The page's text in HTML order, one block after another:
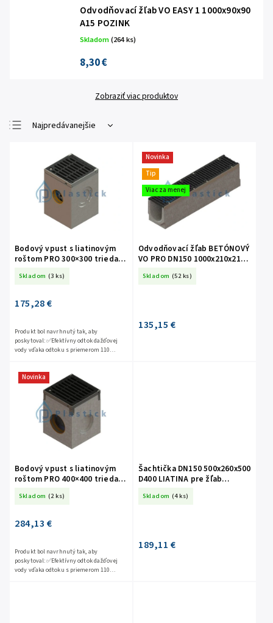
Odvodňovací žľab VO EASY 1 1000x90x90
A15 POZINK
Skladom(264 ks)
8,30 €
Zobraziť viac produktov
Najpredávanejšie
Najdrahšie
Abecedne
Bodový vpust s liatinovým
roštom PRO 300×300 trieda
Skladom (3 ks)
175,28 €
Produkt bol navrhnutý tak, aby
poskytoval: ✅Efektívny odtok dažďovej
vody vďaka odtoku s priemerom 110
Novinka
Tip
Viac za menej
Odvodňovací žľab BETÓNOVÝ
VO PRO DN150 1000x210x210
Skladom (52 ks)
135,15 €
Novinka
Bodový vpust s liatinovým
roštom PRO 400×400 trieda
Skladom (2 ks)
284,13 €
Produkt bol navrhnutý tak, aby
poskytoval: ✅Efektívny odtok dažďovej
vody vďaka odtoku s priemerom 110
Šachtička DN150 500x260x500
D400 LIATINA pre žľab
1000x260x260 D400 LIATINA
Skladom (4 ks)
189,11 €